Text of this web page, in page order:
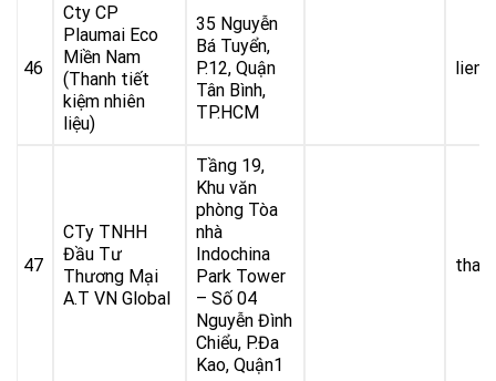
46
Cty CP
Plaumai Eco
Miền Nam
(Thanh tiết
kiệm nhiên
liệu)
35 Nguyễn
Bá Tuyển,
P.12, Quận
Tân Bình,
TP.HCM
47
CTy TNHH
Đầu Tư
Thương Mại
A.T VN Global
Tầng 19,
Khu văn
phòng Tòa
nhà
Indochina
Park Tower
– Số 04
Nguyễn Đình
Chiểu, P.Đa
Kao, Quận1